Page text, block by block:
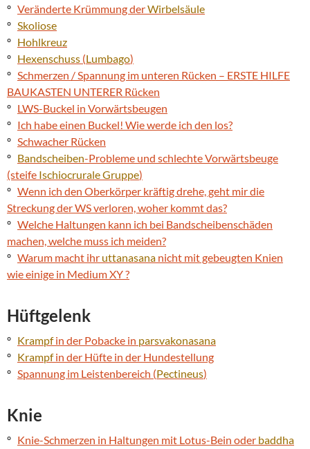
º Veränderte Krümmung derWirbelsäule
º Skoliose
º Hohlkreuz
º Hexenschuss (Lumbago)
º Schmerzen / Spannung im unteren Rücken – ERSTE HILFE
BAUKASTEN UNTERER Rücken
º LWS-Buckel in Vorwärtsbeugen
º Ich habe einen Buckel! Wie werde ich den los?
º Schwacher Rücken
º Bandscheiben-Probleme und schlechte Vorwärtsbeuge
(steife Ischiocrurale Gruppe)
º Wenn ich den Oberkörper kräftig drehe, geht mir die
Streckung der WS verloren, woher kommt das?
º Welche Haltungen kann ich bei Bandscheibenschäden
machen, welche muss ich meiden?
º Warum macht ihr uttanasana nicht mit gebeugten Knien
wie einige in Medium XY ?
Hüftgelenk
º Krampfin der Pobacke in parsvakonasana
º Krampfin der Hüfte in der Hundestellung
º Spannung im Leistenbereich (Pectineus)
Knie
º Knie-Schmerzen in Haltungen mit Lotus-Bein oder baddha